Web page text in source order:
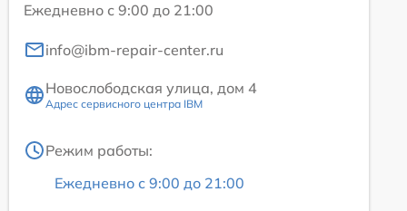
Ежедневно с 9:00 до 21:00
info@ibm-repair-center.ru
Новослободская улица, дом 4
Адрес сервисного центра IBM
Режим работы:
Ежедневно с 9:00 до 21:00